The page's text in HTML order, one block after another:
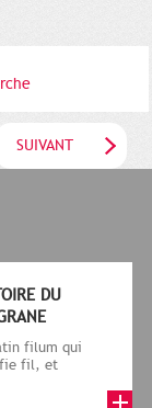
SUIVANT
DU
filum qui
fil, et